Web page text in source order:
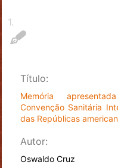
1.
Título:
Memória
Convenção Sanitária
das Repúblicas
Autor:
Oswaldo Cruz